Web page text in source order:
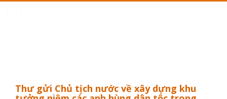
Thư gửi Chủ tịch nước về xây dựng khu